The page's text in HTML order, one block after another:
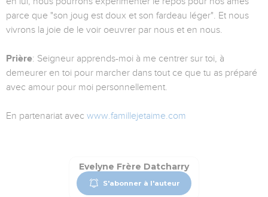
parce que "son joug est doux et son fardeau léger". Et nous
vivrons la joie de le voir oeuvrer par nous et en nous.
Prière: Seigneur apprends-moi à me centrer sur toi, à
demeurer en toi pour marcher dans tout ce que tu as préparé
avec amour pour moi personnellement.
En partenariat avec www.famillejetaime.com
Evelyne Frère Datcharry
S'abonner à l'auteur